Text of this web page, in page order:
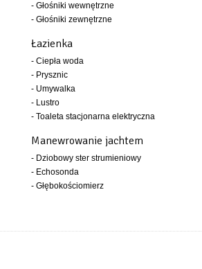
- Głośniki wewnętrzne
- Głośniki zewnętrzne
Łazienka
- Ciepła woda
- Prysznic
- Umywalka
- Lustro
- Toaleta stacjonarna elektryczna
Manewrowanie jachtem
- Dziobowy ster strumieniowy
- Echosonda
- Głębokościomierz